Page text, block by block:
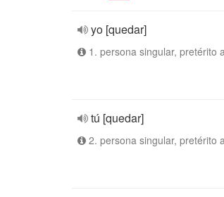
yo [quedar]
1. persona singular, pretérito
tú [quedar]
2. persona singular, pretérito